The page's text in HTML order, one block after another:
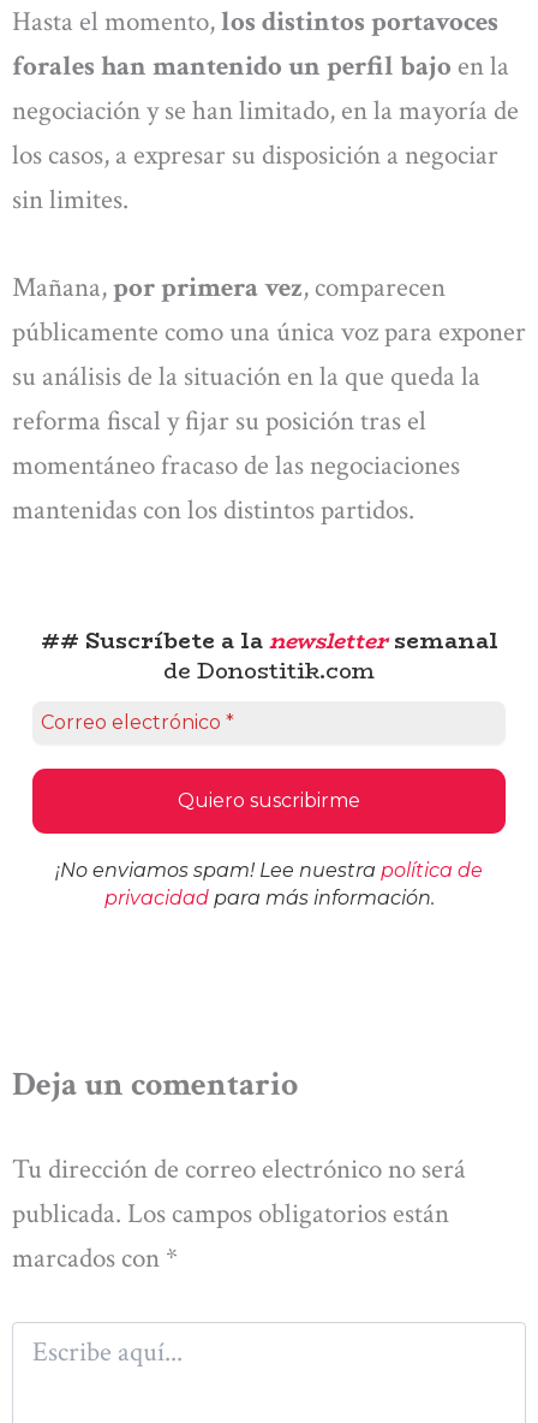
Hasta el momento,los distintos portavoces
forales han mantenido un perfil bajo en la
negociación y se han limitado, en la mayoría de
los casos, a expresar su disposición a negociar
sin limites.
Mañana,por primera vez, comparecen
públicamente como una única voz para exponer
su análisis de la situación en la que queda la
reforma fiscal y fijar su posición tras el
momentáneo fracaso de las negociaciones
mantenidas con los distintos partidos.
## Suscríbete a lanewslettersemanal
de Donostitik.com
¡No enviamos spam! Lee nuestra política de
privacidadpara más información.
Deja un comentario
Tu dirección de correo electrónico no será
publicada. Los campos obligatorios están
marcados con *
Escribe
aquí...